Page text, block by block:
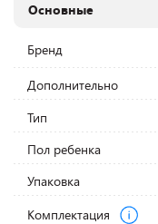
Основные
Бренд
Дополнительно
Тип
Пол ребенка
Упаковка
Комплектация